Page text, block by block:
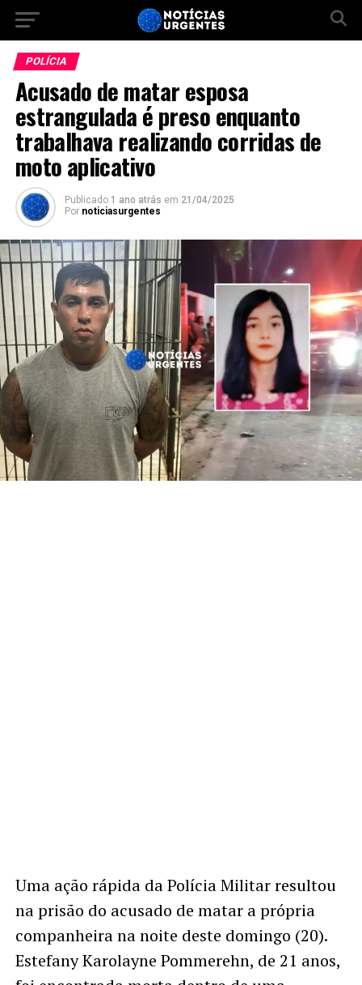
POLÍCIA
Acusado de matar esposa
estrangulada é preso enquanto
trabalhava realizando corridas de
moto aplicativo
Publicado 1 ano atrás em 21/04/2025
Por noticiasurgentes
Uma ação rápida da Polícia Militar resultou
na prisão do acusado de matar a própria
companheira na noite deste domingo (20).
Estefany Karolayne Pommerehn, de 21 anos,